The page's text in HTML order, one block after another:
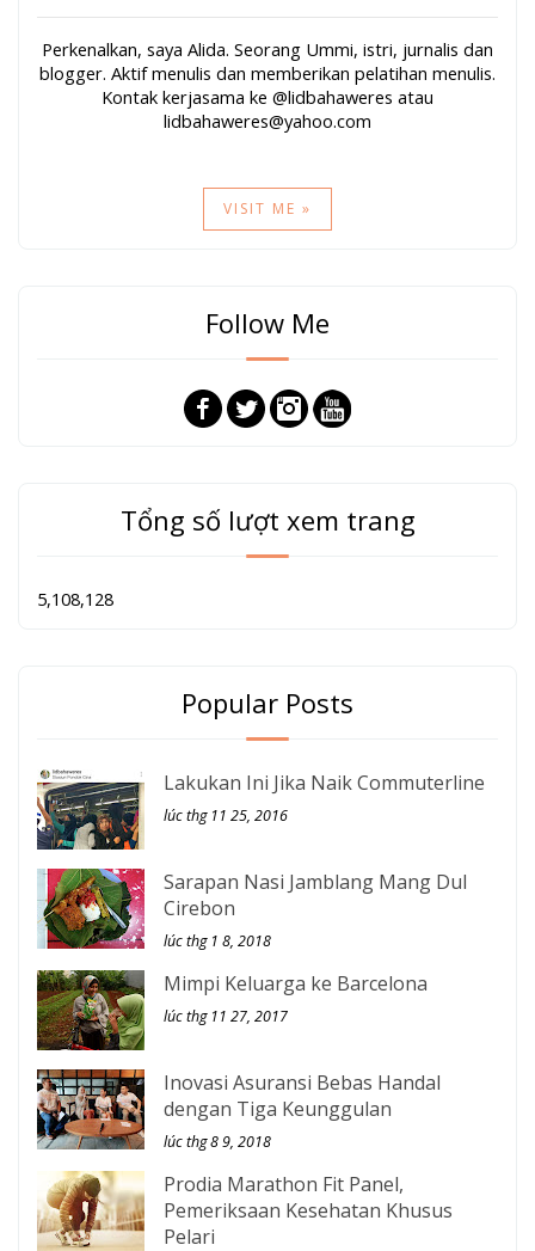
Perkenalkan, saya Alida. Seorang Ummi, istri, jurnalis dan
blogger. Aktif menulis dan memberikan pelatihan menulis.
Kontak kerjasama ke @lidbahaweres atau
lidbahaweres@yahoo.com
VISIT ME »
Follow Me
Tổng số lượt xem trang
5,108,128
Popular Posts
Lakukan Ini Jika Naik Commuterline
lúc thg 11 25, 2016
Sarapan Nasi Jamblang Mang Dul
Cirebon
lúc thg 1 8, 2018
Mimpi Keluarga ke Barcelona
lúc thg 11 27, 2017
Inovasi Asuransi Bebas Handal
dengan Tiga Keunggulan
lúc thg 8 9, 2018
Prodia Marathon Fit Panel,
Pemeriksaan Kesehatan Khusus
Pelari